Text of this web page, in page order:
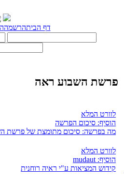
דף הביתהרשמה
פרשת השבוע ראה
לוורט המלא
הוסיף: סיכום הפרשה
מה בפרשה: סיכום מתומצת של פרשת
לוורט המלא
הוסיף: mudaut
קידוש המציאות ע"י ראיה רוחנית